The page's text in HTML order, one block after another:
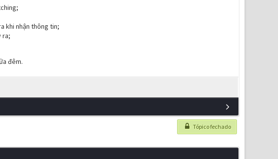
khi nhận thông tin;
ra;
đêm.
Tópico fechado